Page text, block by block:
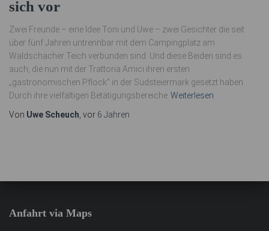
sich vor
Zwei Freunde – eine Idee Toni und Uwe – zwei Gesichter die seit
über fünf Jahren untrennbar mit dem Campingplatz am
Waldschacher Teich verbunden sind. Und diese Beiden sind es
auch, die nun mit der Trattoria Amici ihren ersten
„gastronomischen Pflock“ in der Südsteiermark gesetzt haben.
Durch ihre vielfältigen Betätigungsbereiche Weiterlesen
Von Uwe Scheuch , vor 6 Jahren
Anfahrt via Maps